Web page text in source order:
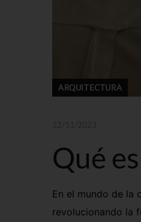
ARQUITECTURA
Qué
En el mundo de la
revolucionando la